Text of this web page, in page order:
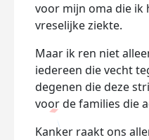
voor mijn oma die ik
vreselijke ziekte.
Maar ik ren niet
iedereen die vecht
degenen die deze
voor de families die
Kanker raakt ons